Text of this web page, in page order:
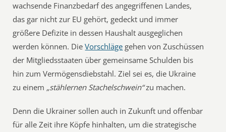
wachsende Finanzbedarf des angegriffenen Landes,
das gar nicht zur EU gehört, gedeckt und immer
größere Defizite in dessen Haushalt ausgeglichen
werden können. DieVorschläge gehen von Zuschüssen
der Mitgliedsstaaten über gemeinsame Schulden bis
hin zum Vermögensdiebstahl. Ziel sei es, die Ukraine
zu einem „stählernen Stachelschwein“zu machen.
Denn die Ukrainer sollen auch in Zukunft und offenbar
für alle Zeit ihre Köpfe hinhalten, um die strategische